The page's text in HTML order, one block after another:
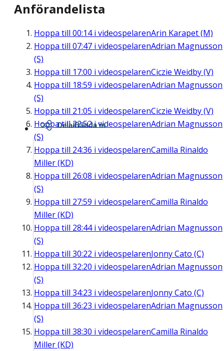
Anförandelista
Hoppa till 00:14i videospelarenArin Karapet (M)
Hoppa till 07:47 i videospelarenAdrian Magnusson
(S)
Hoppa till 17:00 i videospelarenCiczie Weidby (V)
Hoppa till 18:59 i videospelarenAdrian Magnusson
(S)
Hoppa till 21:05 i videospelarenCiczie Weidby (V)
Hoppa till22:52i videospelarenAdrian Magnusson
(S)
Hoppa till 24:36 i videospelarenCamilla Rinaldo
Miller (KD)
Hoppa till 26:08 i videospelarenAdrian Magnusson
(S)
Hoppa till 27:59 i videospelarenCamilla Rinaldo
Miller (KD)
Hoppa till 28:44i videospelarenAdrian Magnusson
(S)
Hoppa till 30:22 i videospelarenJonny Cato (C)
Hoppa till 32:20 i videospelarenAdrian Magnusson
(S)
Hoppa till 34:23 i videospelarenJonny Cato (C)
Hoppa till 36:23 i videospelarenAdrian Magnusson
(S)
Hoppa till 38:30 i videospelarenCamilla Rinaldo
Miller (KD)
Dela/Bädda in